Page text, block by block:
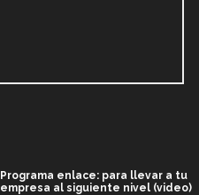
Programa enlace: para llevar a tu
empresa al siguiente nivel (video)